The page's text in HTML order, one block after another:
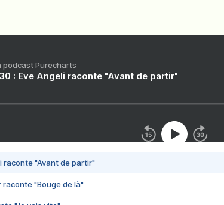
podcast Purecharts
: Eve Angeli raconte "Avant de partir"
raconte "Avant de partir"
raconte "Bouge de là"